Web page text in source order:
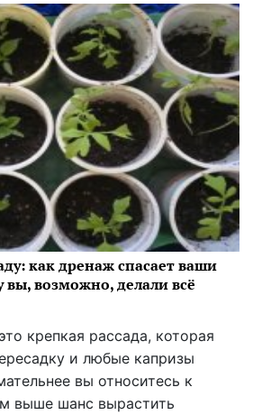
как дренаж спасает ваши
вы, возможно, делали всё
крепкая рассада, которая
и любые капризы
вы относитесь к
выше шанс вырастить